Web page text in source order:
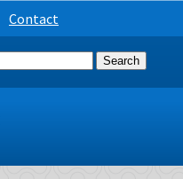
Contact
Search